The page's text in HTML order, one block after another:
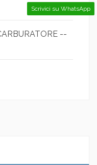
--
Scrivici su WhatsApp